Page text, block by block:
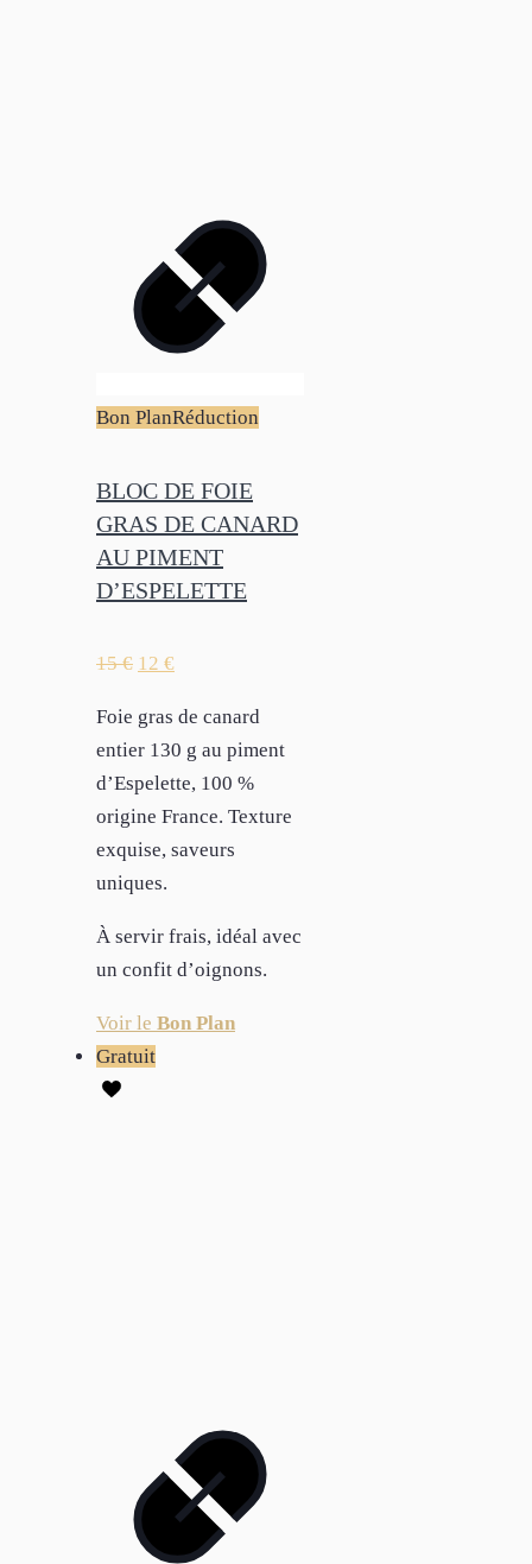
Bon PlanRéduction
BLOC DE FOIE
GRAS DE CANARD
AU PIMENT
D’ESPELETTE
15€ 12 €
Foie gras de canard
entier 130 g au piment
d’Espelette, 100 %
origine France. Texture
exquise, saveurs
uniques.
À servir frais, idéal avec
un confit d’oignons.
Voir le Bon Plan
Gratuit